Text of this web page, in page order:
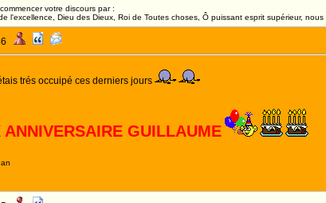
votre discours par :
l'excellence, Dieu des Dieux, Roi de Toutes choses, Ô puissant esprit supérieur, nous
trés occuipé ces derniers jours
ANNIVERSAIRE GUILLAUME